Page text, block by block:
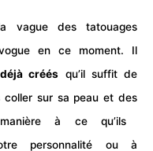
vague des tatouages
en ce moment. Il
créés qu’il suffit de
sur sa peau et des
à ce qu’ils
personnalité ou à